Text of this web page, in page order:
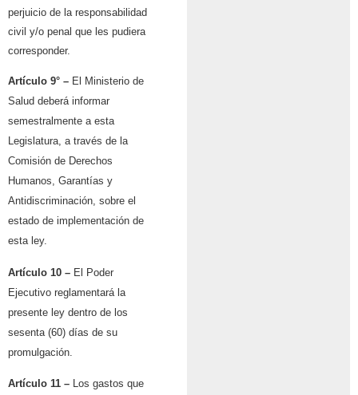
perjuicio de la responsabilidad
civil y/o penal que les pudiera
corresponder.
Artículo 9° – El Ministerio de
Salud deberá informar
semestralmente a esta
Legislatura, a través de la
Comisión de Derechos
Humanos, Garantías y
Antidiscriminación, sobre el
estado de implementación de
esta ley.
Artículo 10 – El Poder
Ejecutivo reglamentará la
presente ley dentro de los
sesenta (60) días de su
promulgación.
Artículo 11 – Los gastos que